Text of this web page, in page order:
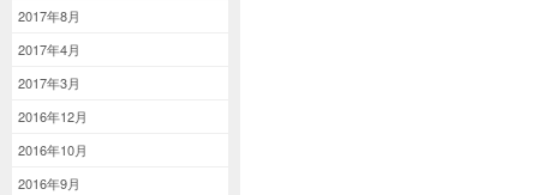
2017年8月
2017年4月
2017年3月
2016年12月
2016年10月
2016年9月